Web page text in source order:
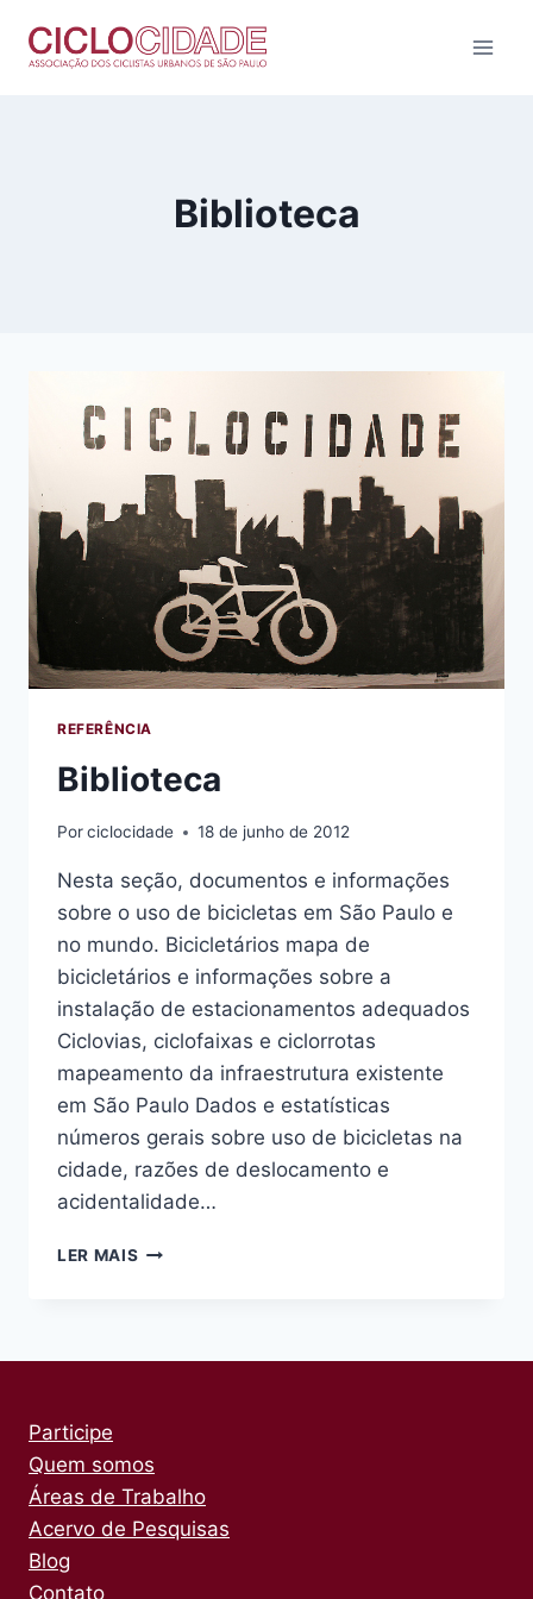
para
Biblioteca
REFERÊNCIA
Biblioteca
Porciclocidade 18 de junho de 2012
Nesta seção, documentos e informações
sobre o uso de bicicletas em São Paulo e
no mundo. Bicicletários mapa de
bicicletários e informações sobre a
instalação de estacionamentos adequados
Ciclovias, ciclofaixas e ciclorrotas
mapeamento da infraestrutura existente
em São Paulo Dados e estatísticas
números gerais sobre uso de bicicletas na
cidade, razões de deslocamento e
acidentalidade…
LER MAIS BIBLIOTECA
Participe
Quem somos
Áreas de Trabalho
Acervo de Pesquisas
Blog
Contato